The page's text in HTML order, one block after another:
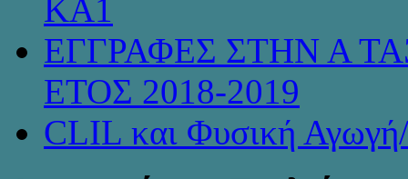
KA1
ΕΓΓΡΑΦΕΣ ΣΤΗΝ Α
ΕΤΟΣ 2018-2019
CLIL και Φυσική